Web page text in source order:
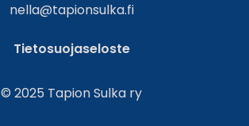
nella@tapionsulka.fi
Tietosuojaseloste
© 2025 Tapion Sulka ry